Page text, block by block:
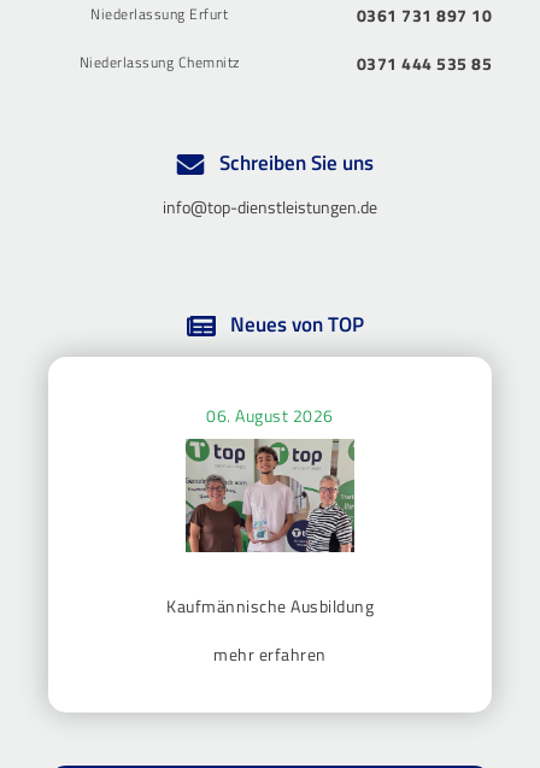
Niederlassung Erfurt 0361 731 897 10
Niederlassung Chemnitz 0371 444 535 85
Schreiben Sie uns
info@top-dienstleistungen.de
Neues von TOP
06. August 2026
Kaufmännische Ausbildung
mehr erfahren